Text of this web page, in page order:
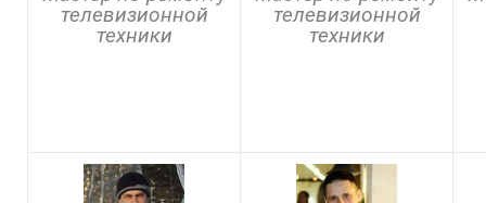
телевизионной
техники
телевизионной
техники